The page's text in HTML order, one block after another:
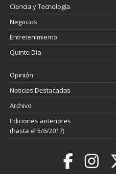
Ciencia y Tecnología
Negocios
Entretenimiento
Quinto Día
Opinión
Noticias Destacadas
Archivo
Ediciones anteriores
(hasta el 5/6/2017)